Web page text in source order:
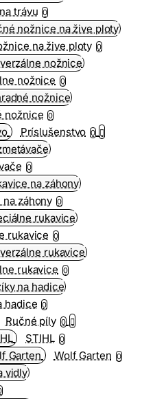
trávu 0
na žive ploty 0
nožnice 0
nožnice 0
Príslušenstvo 0
0
na záhony 0
rukavice 0
rukavice 0
hadice 0
Ručné píly 0
STIHL 0
Wolf Garten 0